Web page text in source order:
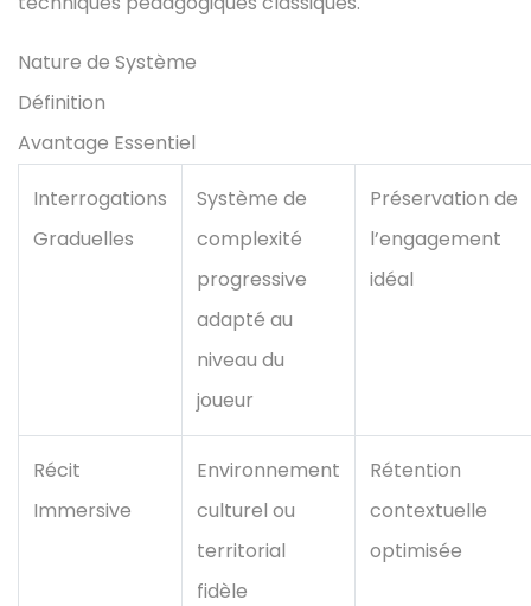
Nature de Système
Définition
Avantage Essentiel
Interrogations
Graduelles
Système de
complexité
progressive
adapté au
niveau du
joueur
Préservation de
l’engagement
idéal
Récit
Immersive
Environnement
culturel ou
territorial
fidèle
Rétention
contextuelle
optimisée